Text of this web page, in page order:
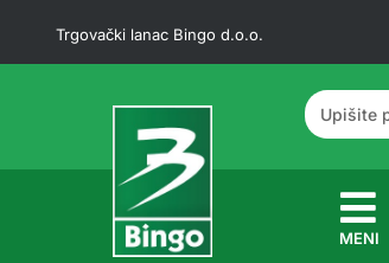
Trgovački lanac Bingo d.o.o.
MENI